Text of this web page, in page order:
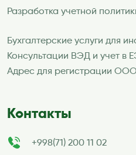
Разработка учетной
Бухгалтерские услуги для
Консультации ВЭД и учет в
Адрес для регистрации
Контакты
+998(71) 200 11 02